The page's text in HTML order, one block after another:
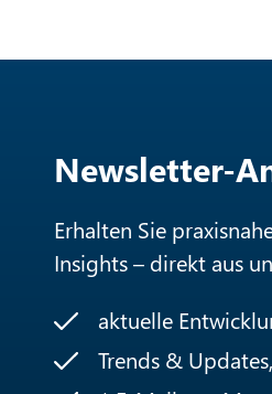
Newsletter-
Erhalten Sie
Insights – direkt aus
aktuelle
Trends &